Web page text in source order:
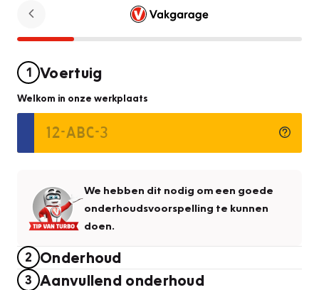
1 Voertuig
Welkom in onze werkplaats
We hebben dit nodig om een goede
onderhoudsvoorspelling te kunnen
doen.
2 Onderhoud
3 Aanvullend onderhoud